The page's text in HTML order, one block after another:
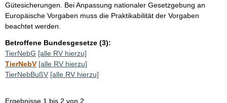
Gütesicherungen. Bei Anpassung nationaler Gesetzgebung an
Europäische Vorgaben muss die Praktikabilität der Vorgaben
beachtet werden.
Betroffene Bundesgesetze (3):
TierNebG [alle RV hierzu]
TierNebV [alle RV hierzu]
TierNebBußV [alle RV hierzu]
Ergebnisse 1 bis 2 von 2